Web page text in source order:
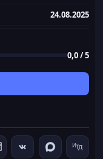
24.08.2025
0,0 / 5